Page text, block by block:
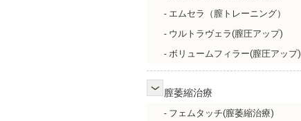
- エムセラ（膣トレーニング）
- ウルトラヴェラ(膣圧アップ)
- ボリュームフィラー(膣圧アップ)
膣萎縮治療
- フェムタッチ(膣萎縮治療)